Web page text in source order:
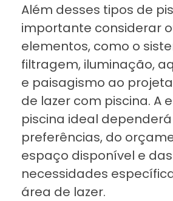
Além desses tipos de
importante considerar
elementos, como o
filtragem, iluminação,
e paisagismo ao
de lazer com piscina. A
piscina ideal
preferências, do
espaço disponível e das
necessidades
área de lazer.